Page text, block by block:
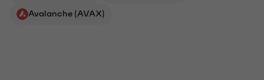
Avalanche (AVAX)